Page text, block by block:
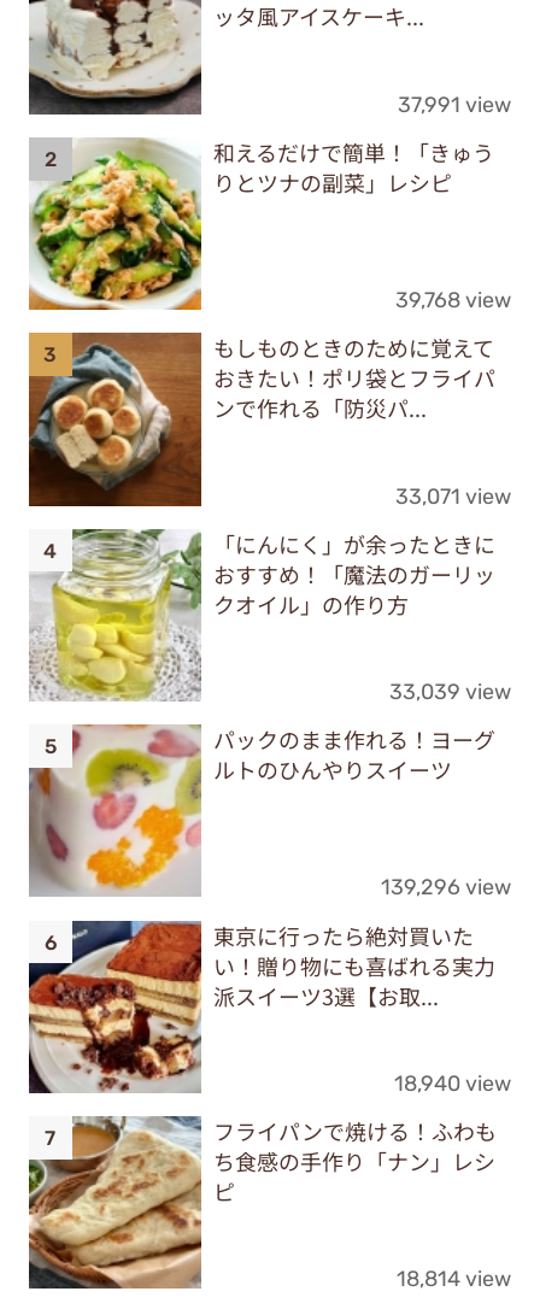
ッタ風アイスケーキ...
37,991 view
和えるだけで簡単！「きゅう
りとツナの副菜」レシピ
39,768 view
もしものときのために覚えて
おきたい！ポリ袋とフライパ
ンで作れる「防災パ...
33,071 view
「にんにく」が余ったときに
おすすめ！「魔法のガーリッ
クオイル」の作り方
33,039 view
パックのまま作れる！ヨーグ
ルトのひんやりスイーツ
139,296 view
東京に行ったら絶対買いた
い！贈り物にも喜ばれる実力
派スイーツ3選【お取...
18,940 view
フライパンで焼ける！ふわも
ち食感の手作り「ナン」レシ
ピ
18,814 view